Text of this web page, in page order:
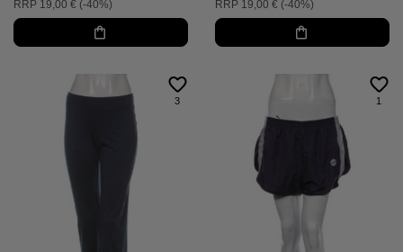
Препоръчителна цена:
RRP 19,00 € (-40%) Препоръчителна цена:
RRP 19,00 € (-40%)
3 1